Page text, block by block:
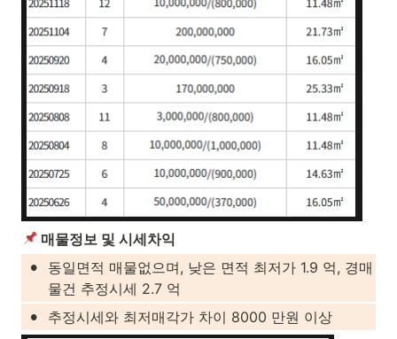
매물정보 및 시세차익
•
동일면적 매물없으며, 낮은 면적 최저가 1.9 억, 경매
물건 추정시세 2.7 억
• 추정시세와 최저매각가 차이 8000 만원 이상